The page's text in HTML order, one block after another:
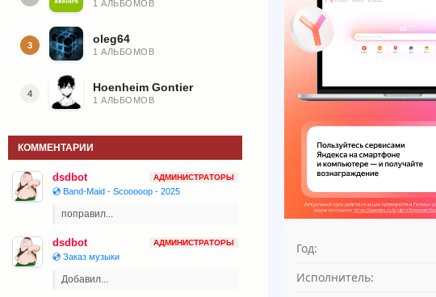
Год:
Исполнитель:
1 АЛЬБОМОВ
3 oleg64
1 АЛЬБОМОВ
4 Hoenheim Gontier
1 АЛЬБОМОВ
КОММЕНТАРИИ
dsdbot АДМИНИСТРАТОРЫ
💿 Band-Maid - Scooooop - 2025
поправил...
dsdbot АДМИНИСТРАТОРЫ
💿 Заказ музыки
Добавил...